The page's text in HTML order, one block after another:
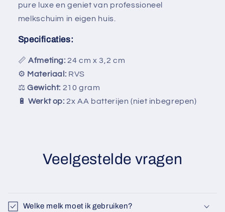
pure luxe en geniet van professioneel
melkschuim in eigen huis.
Specificaties:
📏Afmeting: 24 cm x 3,2 cm
⚙ Materiaal: RVS
⚖Gewicht: 210 gram
🔋Werkt op: 2x AA batterijen (niet inbegrepen)
Veelgestelde vragen
Welke melk moet ik gebruiken?